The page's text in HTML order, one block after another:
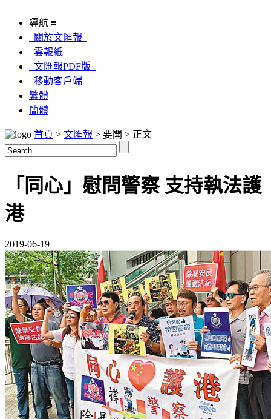
導航 ≡
關於文匯報
雲報紙
文匯報PDF版
移動客戶端
繁體
簡體
首頁 > 文匯報 > 要聞 > 正文
「同心」慰問警察 支持執法護
港
2019-06-19